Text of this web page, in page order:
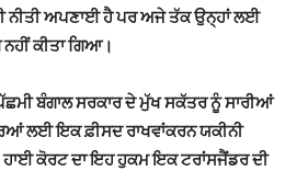
ਨੀਤੀ ਅਪਣਾਈ ਹੈ ਪਰ ਅਜੇ ਤੱਕ ਉਨ੍ਹਾਂ ਲਈ
ਕੀਤਾ ਗਿਆ।
ਬੰਗਾਲ ਸਰਕਾਰ ਦੇ ਮੁੱਖ ਸਕੱਤਰ ਨੂੰ ਸਾਰੀਆਂ
ਲਈ ਇਕ ਫ਼ੀਸਦ ਰਾਖਵਾਂਕਰਨ ਯਕੀਨੀ
ਹਾਈ ਕੋਰਟ ਦਾ ਇਹ ਹੁਕਮ ਇਕ ਟਰਾਂਸਜੈਂਡਰ ਦੀ